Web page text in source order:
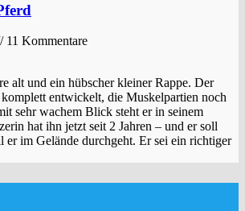
11 Kommentare
alt und ein hübscher kleiner Rappe. Der
entwickelt, die Muskelpartien noch
sehr wachem Blick steht er in seinem
hat ihn jetzt seit 2 Jahren – und er soll
er im Gelände durchgeht. Er sei ein richtiger